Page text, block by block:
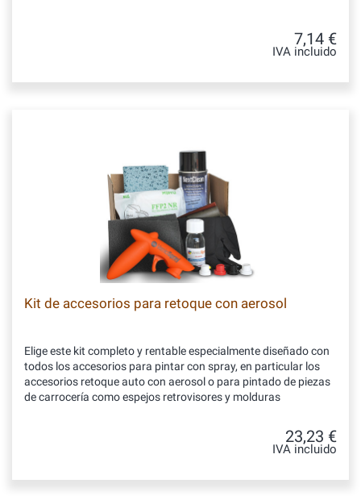
7,14 €
IVA incluido
Kit de accesorios para retoque con aerosol
Elige este kit completo y rentable especialmente diseñado con
todos los accesorios para pintar con spray, en particular los
accesorios retoque auto con aerosol o para pintado de piezas
de carrocería como espejos retrovisores y molduras
23,23 €
IVA incluido